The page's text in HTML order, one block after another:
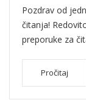
Pozdrav od
čitanja!
preporuke za
Pročitaj